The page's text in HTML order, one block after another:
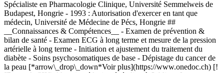
Spécialiste en Pharmacologie Clinique, Université Semmelweis de
Budapest, Hongrie - 1993 : Autorisation d'exercer en tant que
médecin, Université de Médecine de Pécs, Hongrie ##
__Connaissances & Compétences__ - Examen de prévention &
bilan de santé - Examen ECG à long terme et mesure de la pression
artérielle à long terme - Initiation et ajustement du traitement du
diabète - Soins psychosomatiques de base - Dépistage du cancer de
la peau [*arrow\_drop\_down*Voir plus](https://www.onedoc.ch) [!